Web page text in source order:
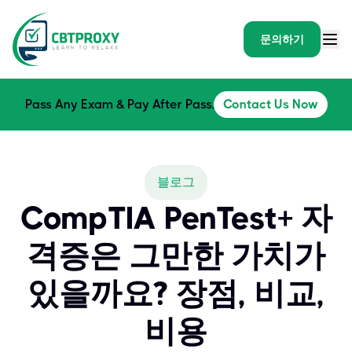
문의하기
Pass Any Exam & Pay After Pass. Contact Us Now
블로그
CompTIA PenTest+ 자
격증은 그만한 가치가
있을까요? 장점, 비교,
비용